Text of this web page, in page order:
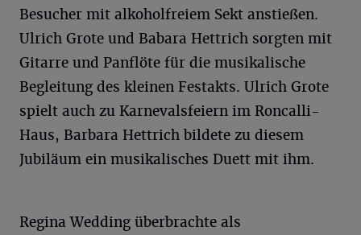
Besucher mit alkoholfreiem Sekt anstießen.
Ulrich Grote und Babara Hettrich sorgten mit
Gitarre und Panflöte für die musikalische
Begleitung des kleinen Festakts. Ulrich Grote
spielt auch zu Karnevalsfeiern im Roncalli-
Haus, Barbara Hettrich bildete zu diesem
Jubiläum ein musikalisches Duett mit ihm.
Regina Wedding überbrachte als